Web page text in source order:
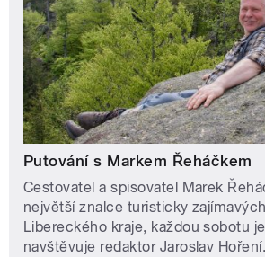
Putování s Markem Řeháčkem
Cestovatel a spisovatel Marek
největší znalce turisticky
Libereckého kraje, každou sobotu
navštěvuje redaktor Jaroslav Hoření.